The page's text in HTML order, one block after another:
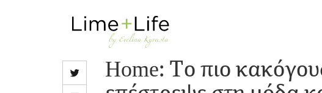
Home: Το πιο